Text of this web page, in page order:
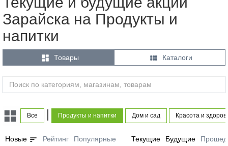
Зарайска на Продукты и
напитки
 Товары  Каталоги
Все Продукты и напитки Дом и сад Красота и
Новые sort Рейтинг Популярные Текущие Будущие